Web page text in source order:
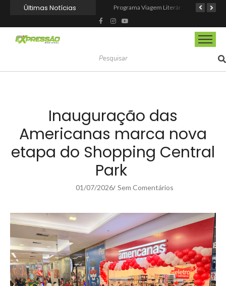
Últimas Notícias
Inauguração das
Americanas marca nova
etapa do Shopping Central
Park
01/07/2026/ Sem Comentários